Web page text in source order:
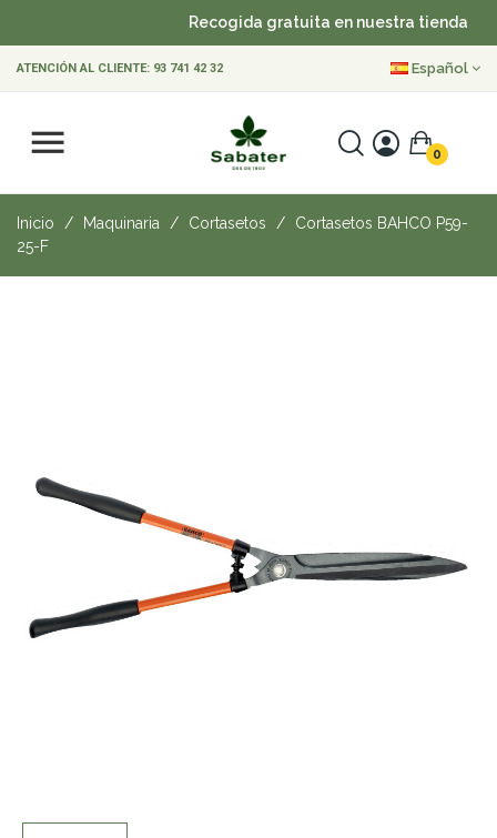
Recogida gratuita en nuestra tienda
ATENCIÓN AL CLIENTE: 93 741 42 32 Español
0
Inicio Maquinaria Cortasetos
Cortasetos BAHCO P59-
25-F